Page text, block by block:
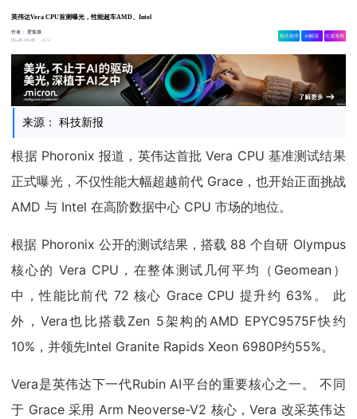
英伟达Vera CPU首测曝光，性能超车AMD、Intel
作者：爱集微
05-28 16:49
2w
相关舆情 AI解读 生成海报
来源： 科技新报
根据 Phoronix 报道，英伟达首批 Vera CPU 基准测试结果
正式曝光，不仅性能大幅超越前代 Grace，也开始正面挑战
AMD 与 Intel 在高阶数据中心 CPU 市场的地位。
根据 Phoronix 公开的测试结果，搭载 88 个自研 Olympus
核心的 Vera CPU，在整体测试几何平均（Geomean）
中，性能比前代 72 核心 Grace CPU 提升约 63%。 此
外，Vera也比搭载Zen 5架构的AMD EPYC9575F快约
10%，并领先Intel Granite Rapids Xeon 6980P约55%。
Vera是英伟达下一代Rubin AI平台的重要核心之一。 不同
于 Grace 采用 Arm Neoverse-V2 核心，Vera 改采英伟达